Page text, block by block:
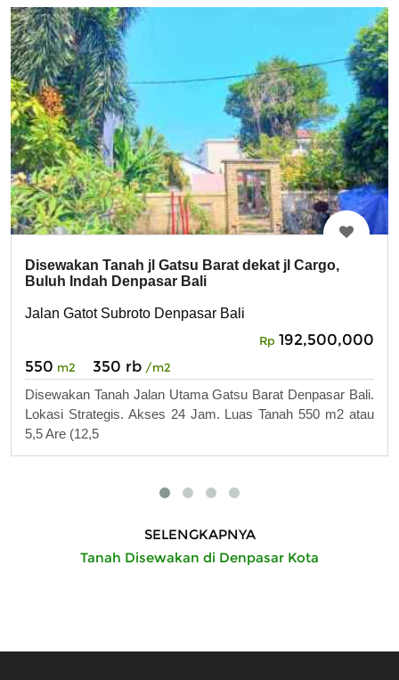
Disewakan Tanah jl Gatsu Barat dekat jl Cargo,
Buluh Indah Denpasar Bali
Jalan Gatot Subroto Denpasar Bali
Rp 192,500,000
550 m2 350 rb /m2
Disewakan Tanah Jalan Utama Gatsu Barat Denpasar Bali.
Lokasi Strategis. Akses 24 Jam. Luas Tanah 550 m2 atau
5,5 Are (12,5
SELENGKAPNYA
Tanah Disewakan di Denpasar Kota